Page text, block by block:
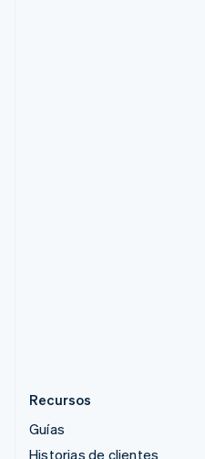
Recursos
Guías
Historias de clientes